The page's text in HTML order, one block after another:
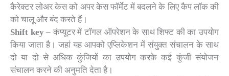
कैरेक्टर लोअर केस को अपर केस फॉर्मेट में बदलने के लिए कैप लॉक की
को चालू और बंद करते हैं।
Shift key– कंप्यूटर में टॉगल ऑपरेशन के साथ शिफ्ट की का उपयोग
किया जाता है। जहां यह आपको एप्लिकेशन में संयुक्त संचालन के साथ
दो या दो से अधिक कुंजियों का उपयोग करके कई कुंजी संयोजन
संचालन करने की अनुमति देता है।